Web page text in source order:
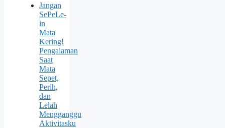
Jangan
SePeLe-
in
Mata
Kering!
Pengalaman
Saat
Mata
Sepet,
Perih,
dan
Lelah
Mengganggu
Aktivitasku